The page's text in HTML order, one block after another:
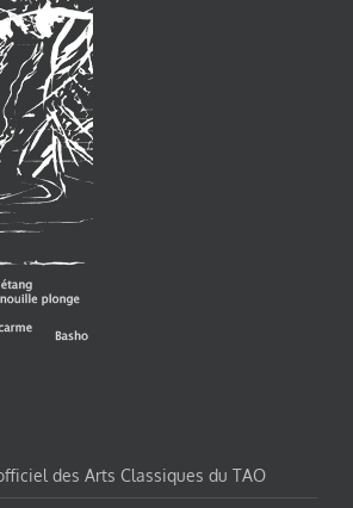
des Arts Classiques du TAO